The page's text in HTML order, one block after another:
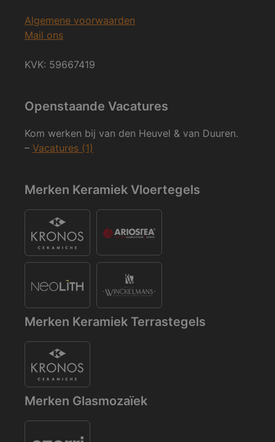
Algemene voorwaarden
Mail ons
KVK: 59667419
Openstaande Vacatures
Kom werken bij van den Heuvel & van Duuren.
– Vacatures (1)
Merken Keramiek Vloertegels
Merken Keramiek Terrastegels
Merken Glasmozaïek